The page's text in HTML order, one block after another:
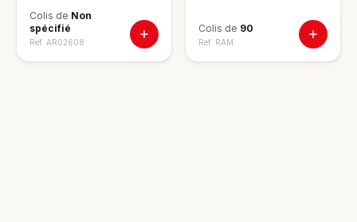
Colis de Non
spécifié
Ref. AR02608
Colis de 90
Ref. RAM